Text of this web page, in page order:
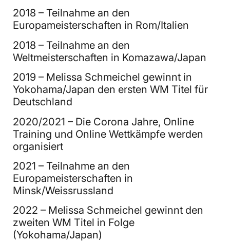
2018 – Teilnahme an den
Europameisterschaften in Rom/Italien
2018 – Teilnahme an den
Weltmeisterschaften in Komazawa/Japan
2019 – Melissa Schmeichel gewinnt in
Yokohama/Japan den ersten WM Titel für
Deutschland
2020/2021 – Die Corona Jahre, Online
Training und Online Wettkämpfe werden
organisiert
2021 – Teilnahme an den
Europameisterschaften in
Minsk/Weissrussland
2022 – Melissa Schmeichel gewinnt den
zweiten WM Titel in Folge
(Yokohama/Japan)